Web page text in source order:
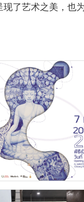
了艺术之美，也